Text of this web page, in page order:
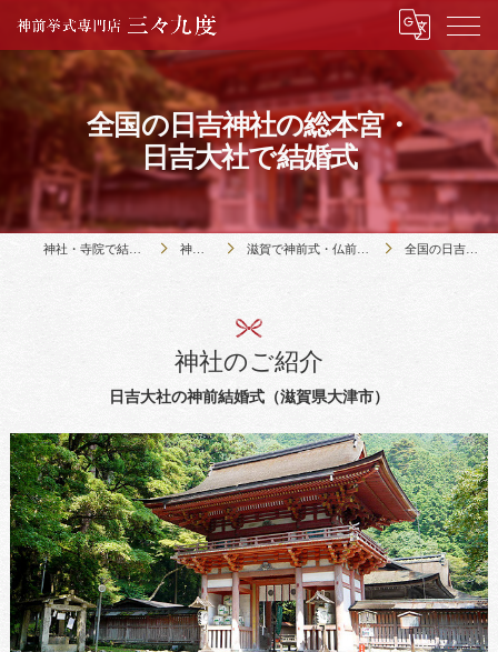
全国の日吉神社の総本宮・
日吉大社で結婚式
神社・寺院で結婚式のことなら神前挙式専門店三々九度 神社・寺院の紹介 滋賀で神前式・仏前式のできる13社寺の紹介｜三々九度・京都本店 全国の日吉神社の総本宮・日吉大社で結婚式
日吉大社の神前結婚式（滋賀県大津市）
神社のご紹介